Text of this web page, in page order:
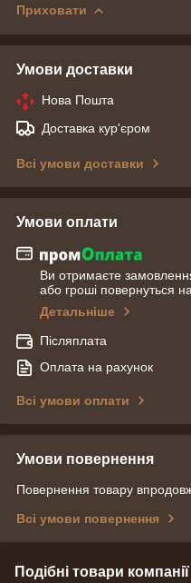
Приховати
Умови доставки
Нова Пошта
Доставка кур'єром
Всі умови доставки
Умови оплати
Ви отримаєте
або гроші повернуться
Детальніше
Післяплата
Оплата на рахунок
Всі умови оплати
Умови повернення
Повернення товару
Всі умови повернення
Подібні товари компанії